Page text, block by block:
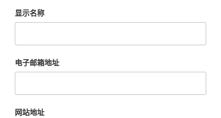
显示名称
电子邮箱地址
网站地址